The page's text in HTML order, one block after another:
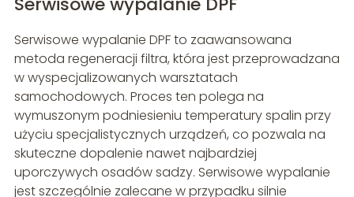
Serwisowe wypalanie DPF to zaawansowana
metoda regeneracji filtra, która jest przeprowadzana
w wyspecjalizowanych warsztatach
samochodowych. Proces ten polega na
wymuszonym podniesieniu temperatury spalin przy
użyciu specjalistycznych urządzeń, co pozwala na
skuteczne dopalenie nawet najbardziej
uporczywych osadów sadzy. Serwisowe wypalanie
jest szczególnie zalecane w przypadku silnie